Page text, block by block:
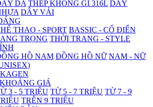
DA THÉP KHÔNG GỈ 316L DÂY
DÂY VẢI
THAO - SPORT BASSIC - CỔ ĐIỂN
TRỌNG THỜI TRANG - STYLE
HỒ NAM ĐỒNG HỒ NỮ NAM - NỮ
GIÁ
3 - 5 TRIỆU TỪ 5 - 7 TRIỆU TỪ 7 - 9
TRÊN 9 TRIỆU